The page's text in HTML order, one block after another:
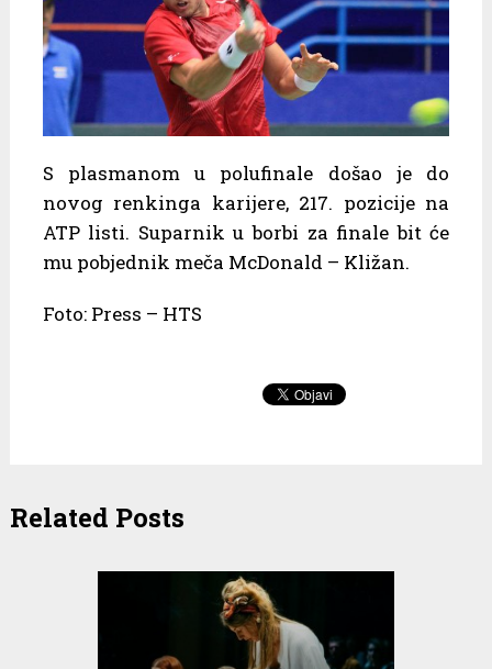
S plasmanom u polufinale došao je do
novog renkinga karijere, 217. pozicije na
ATP listi. Suparnik u borbi za finale bit će
mu pobjednik meča McDonald – Kližan.
Foto: Press – HTS
Related Posts